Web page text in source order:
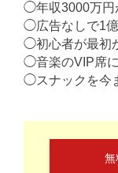
◯年収3000万円
◯広告なしで1
◯初心者が最初
◯音楽のVIP席
◯スナックを今
無